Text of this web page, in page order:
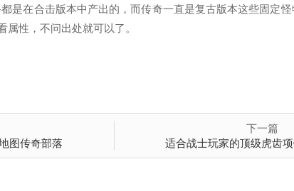
是在合击版本中产出的，而传奇一直是复古版本这些固定
性，不问出处就可以了。
图传奇部落
下一篇
适合战士玩家的顶级虎齿